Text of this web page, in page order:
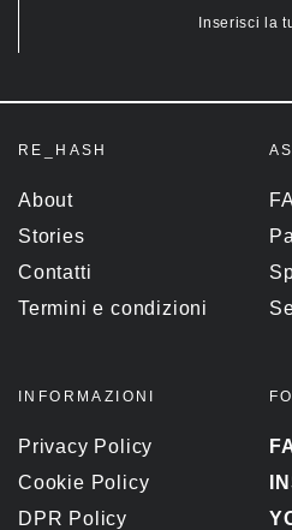
Inserisci la
RE_HASH
About
Stories
Contatti
Termini e condizioni
INFORMAZIONI
Privacy Policy
Cookie Policy
DPR Policy